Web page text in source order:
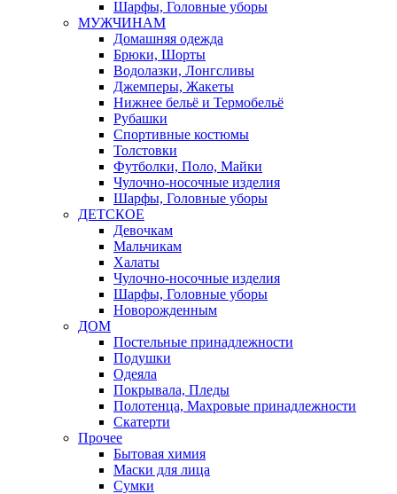
Шарфы, Головные уборы
МУЖЧИНАМ
Домашняя одежда
Брюки, Шорты
Водолазки, Лонгсливы
Джемперы, Жакеты
Нижнее бельё и Термобельё
Рубашки
Спортивные костюмы
Толстовки
Футболки, Поло, Майки
Чулочно-носочные изделия
Шарфы, Головные уборы
ДЕТСКОЕ
Девочкам
Мальчикам
Халаты
Чулочно-носочные изделия
Шарфы, Головные уборы
Новорожденным
ДОМ
Постельные принадлежности
Подушки
Одеяла
Покрывала, Пледы
Полотенца, Махровые принадлежности
Скатерти
Прочее
Бытовая химия
Маски для лица
Сумки